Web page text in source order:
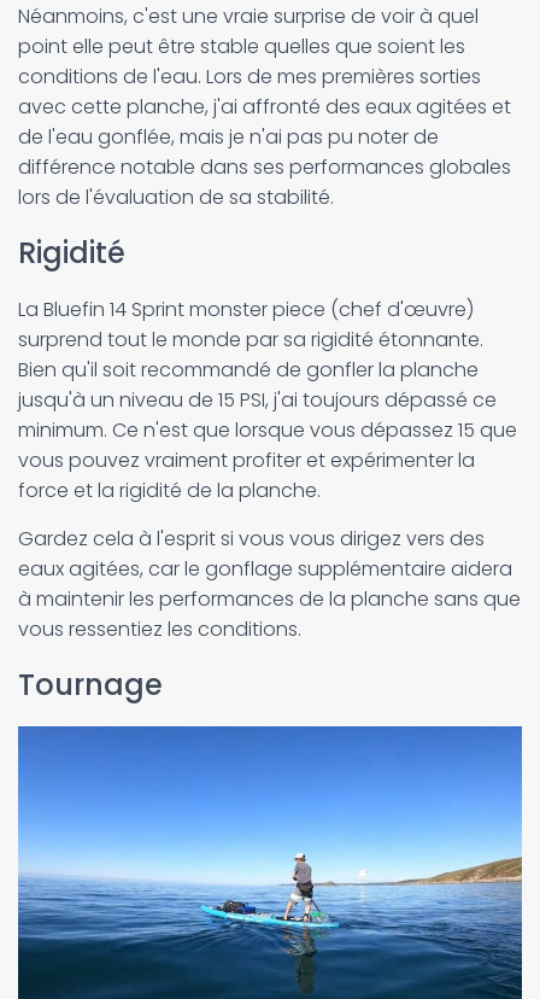
Néanmoins, c'est une vraie surprise de voir à quel
point elle peut être stable quelles que soient les
conditions de l'eau. Lors de mes premières sorties
avec cette planche, j'ai affronté des eaux agitées et
de l'eau gonflée, mais je n'ai pas pu noter de
différence notable dans ses performances globales
lors de l'évaluation de sa stabilité.
Rigidité
La Bluefin 14 Sprint monster piece (chef d'œuvre)
surprend tout le monde par sa rigidité étonnante.
Bien qu'il soit recommandé de gonfler la planche
jusqu'à un niveau de 15 PSI, j'ai toujours dépassé ce
minimum. Ce n'est que lorsque vous dépassez 15 que
vous pouvez vraiment profiter et expérimenter la
force et la rigidité de la planche.
Gardez cela à l'esprit si vous vous dirigez vers des
eaux agitées, car le gonflage supplémentaire aidera
à maintenir les performances de la planche sans que
vous ressentiez les conditions.
Tournage